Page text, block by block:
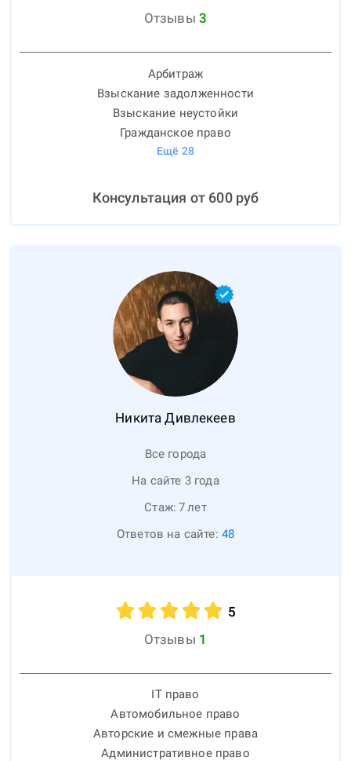
Отзывы 3
Арбитраж
Взыскание задолженности
Взыскание неустойки
Гражданское право
Ещё 28
Консультация от 600руб
Никита Дивлекеев
Все города
На сайте 3 года
Стаж: 7лет
Ответов на сайте: 48
5
Отзывы 1
IT право
Автомобильное право
Авторские и смежные права
Административное право